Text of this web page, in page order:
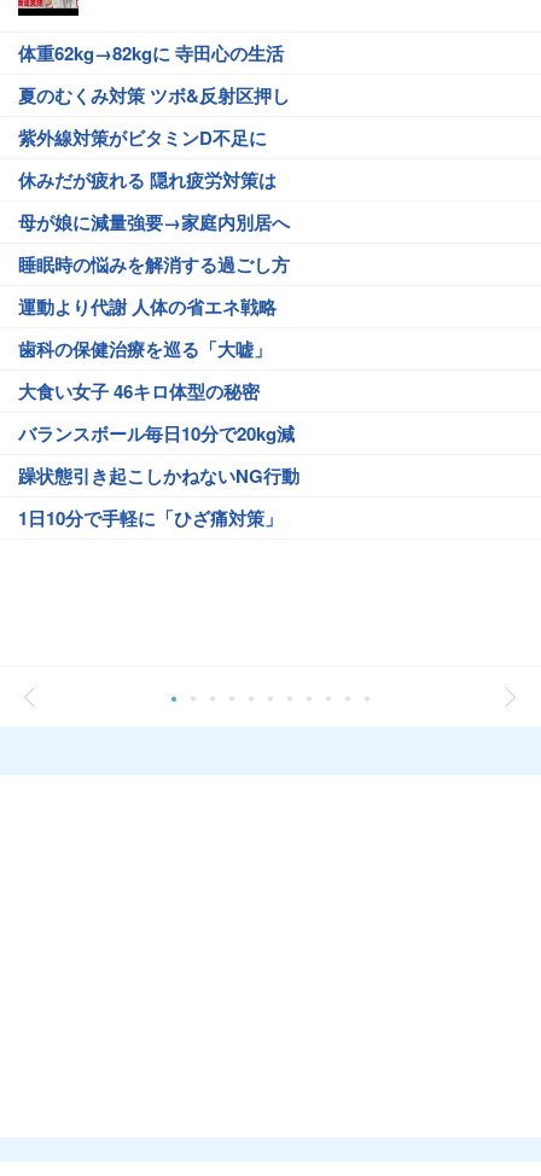
体重62kg→82kgに 寺田心の生活
夏のむくみ対策 ツボ&反射区押し
紫外線対策がビタミンD不足に
休みだが疲れる 隠れ疲労対策は
母が娘に減量強要→家庭内別居へ
睡眠時の悩みを解消する過ごし方
運動より代謝 人体の省エネ戦略
歯科の保健治療を巡る「大嘘」
大食い女子 46キロ体型の秘密
バランスボール毎日10分で20kg減
躁状態引き起こしかねないNG行動
1日10分で手軽に「ひざ痛対策」